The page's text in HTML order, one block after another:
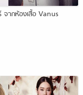
จากห้องเสื้อ Vanus